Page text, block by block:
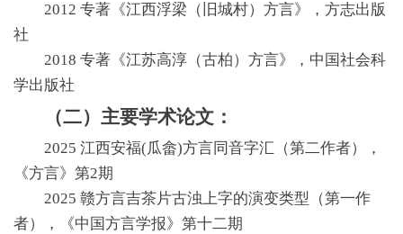
2012 专著《江西浮梁（旧城村）方言》，方志出版
社
2018 专著《江苏高淳（古柏）方言》，中国社会科
学出版社
（二）主要学术论文：
2025 江西安福(瓜畲)方言同音字汇（第二作者），
《方言》第2期
2025 赣方言吉茶片古浊上字的演变类型（第一作
者），《中国方言学报》第十二期